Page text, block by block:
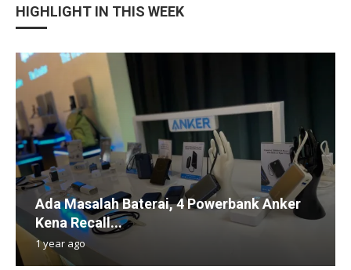
HIGHLIGHT IN THIS WEEK
Ada Masalah Baterai, 4 Powerbank Anker
Kena Recall...
1 year ago